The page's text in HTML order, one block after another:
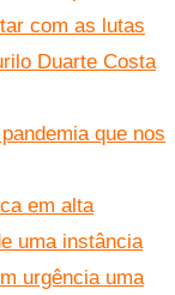
com as lutas
Duarte Costa
que nos
em alta
uma instância
urgência uma